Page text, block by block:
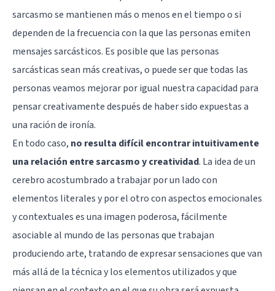
sarcasmo se mantienen más o menos en el tiempo o si
dependen de la frecuencia con la que las personas emiten
mensajes sarcásticos. Es posible que las personas
sarcásticas sean más creativas, o puede ser que todas las
personas veamos mejorar por igual nuestra capacidad para
pensar creativamente después de haber sido expuestas a
una ración de ironía.
En todo caso, no resulta difícil encontrar intuitivamente
una relación entre sarcasmo y creatividad. La idea de un
cerebro acostumbrado a trabajar por un lado con
elementos literales y por el otro con aspectos emocionales
y contextuales es una imagen poderosa, fácilmente
asociable al mundo de las personas que trabajan
produciendo arte, tratando de expresar sensaciones que van
más allá de la técnica y los elementos utilizados y que